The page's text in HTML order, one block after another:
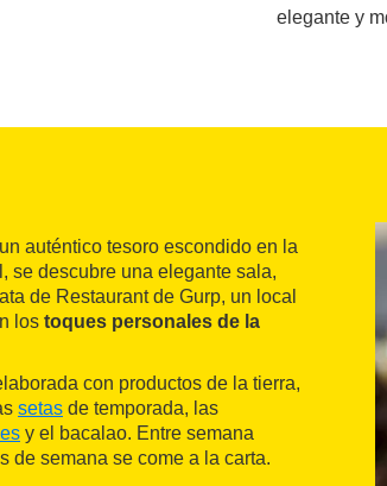
elegante y
auténtico tesoro escondido en la
se descubre una elegante sala,
de Restaurant de Gurp, un local
los toques personales de la
con productos de la tierra,
setas de temporada, las
y el bacalao. Entre semana
de semana se come a la carta.